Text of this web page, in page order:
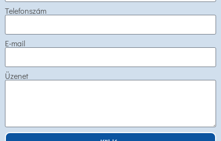
Telefonszám
E-mail
Üzenet